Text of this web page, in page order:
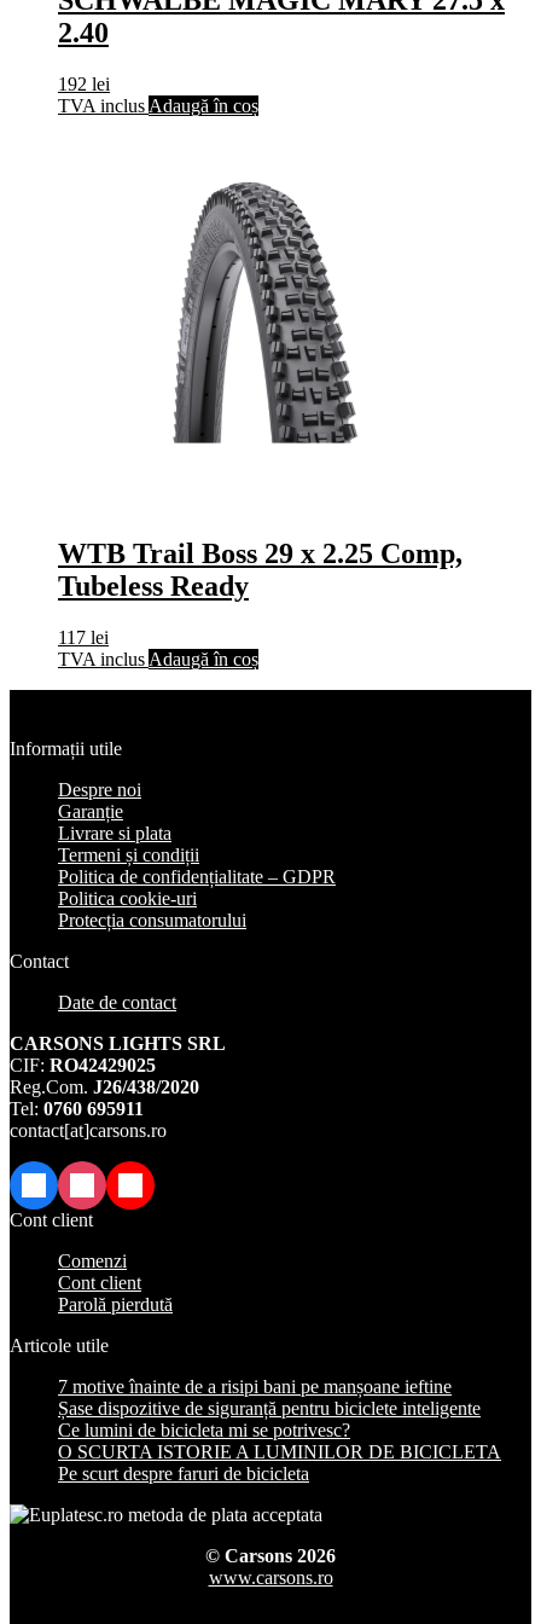
2.40
192 lei
TVA inclus Adaugă în coș
WTB Trail Boss 29 x 2.25 Comp,
Tubeless Ready
117 lei
TVA inclus Adaugă în coș
Informații utile
Despre noi
Garanție
Livrare si plata
Termeni și condiții
Politica de confidențialitate – GDPR
Politica cookie-uri
Protecția consumatorului
Contact
Date de contact
CARSONS LIGHTS SRL
CIF: RO42429025
Reg.Com. J26/438/2020
Tel: 0760 695911
contact[at]carsons.ro
FacebookInstagramTikTok
Cont client
Comenzi
Cont client
Parolă pierdută
Articole utile
7 motive înainte de a risipi bani pe manșoane ieftine
Șase dispozitive de siguranță pentru biciclete inteligente
Ce lumini de bicicleta mi se potrivesc?
O SCURTA ISTORIE A LUMINILOR DE BICICLETA
Pe scurt despre faruri de bicicleta
© Carsons 2026
www.carsons.ro